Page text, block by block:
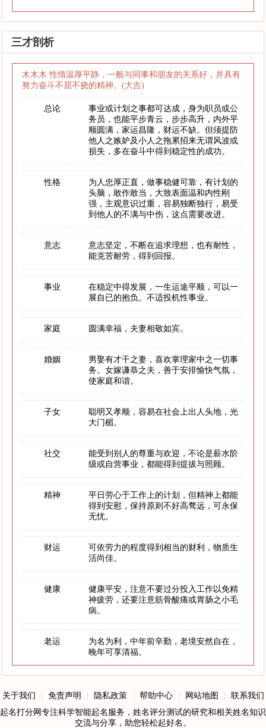
三才剖析
木木木 性情温厚平静，一般与同事和朋友的关系好，并具有
努力奋斗不屈不挠的精神。(大吉)
总论
事业或计划之事都可达成，身为职员或公
务员，也能平步青云，步步高升，内外平
顺圆满，家运昌隆，财运不缺。但须提防
他人之嫉妒及小人之拖累招来无谓风波或
损失，多在奋斗中得到稳定性的成功。
性格
为人忠厚正直，做事稳健可靠，有计划的
头脑，敢作敢当，大致表面温和内性刚
强，主观意识过重，容易独断独行，易受
到他人的不满与中伤，这点需要改进。
意志
意志坚定，不断在追求理想，也有耐性，
能克苦耐劳，得到回报。
事业
在稳定中得发展，一生运途平顺，可以一
展自已的抱负。不适投机性事业。
家庭 圆满幸福，夫妻相敬如宾。
婚姻
男娶有才干之妻，喜欢掌理家中之一切事
务。女嫁谦恭之夫，善于安排愉快气氛，
使家庭和谐。
子女
聪明又孝顺，容易在社会上出人头地，光
大门楣。
社交
能受到别人的尊重与欢迎，不论是薪水阶
级或自营事业，都能得到提拔与照顾。
精神
平日劳心于工作上的计划，但精神上都能
得到安慰，保持原则不好高骛远，可永保
无忧。
财运
可依劳力的程度得到相当的财利，物质生
活尚佳。
健康
健康平安，注意不要过分投入工作以免精
神疲劳，还要注意筋骨酸痛或胃肠之小毛
病。
老运
为名为利，中年前辛勤，老境安然自在，
晚年可享清福。
关于我们 免责声明 隐私政策 帮助中心 网站地图
联系我们
起名打分网专注科学智能起名服务，姓名评分测试的研究和相关姓名知识
交流与分享，助您轻松起好名。